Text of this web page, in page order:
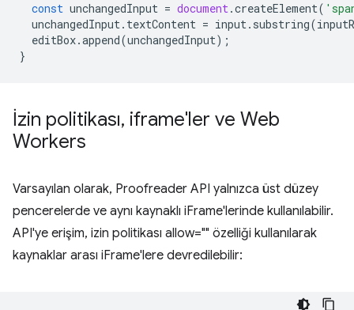
const unchangedInput = document.createElement(
unchangedInput. textContent = input. substring(
editBox.append(unchangedInput);
}
İzin politikası, iframe'ler ve Web
Workers
Varsayılan olarak, Proofreader API yalnızca üst düzey
pencerelerde ve aynı kaynaklı iFrame'lerinde kullanılabilir.
API'ye erişim, izin politikası allow="" özelliği kullanılarak
kaynaklar arası iFrame'lere devredilebilir: